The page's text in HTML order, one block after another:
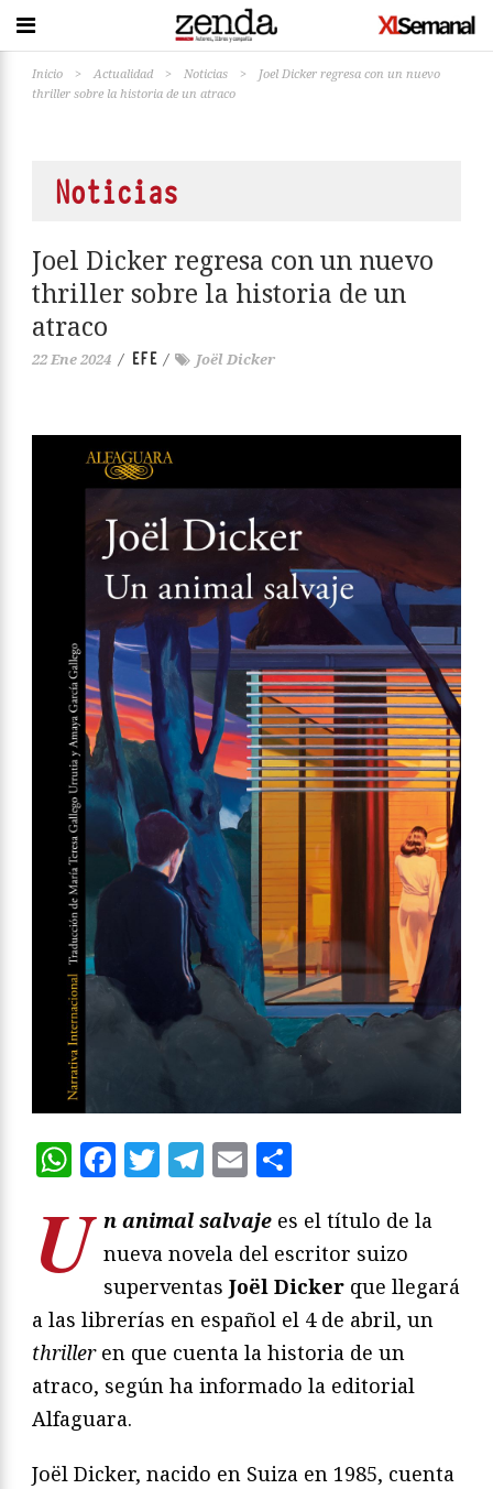
Inicio > Actualidad > Noticias >
Joel Dicker regresa con un nuevo
thriller sobre la historia de un atraco
Noticias
Joel Dicker regresa con un nuevo
thriller sobre la historia de un
atraco
22 Ene 2024 / EFE / Joël Dicker
WhatsApp
Facebook
Twitter
Telegram
Email
U n animal salvaje es el título de la
nueva novela del escritor suizo
superventas Joël Dicker que llegará
a las librerías en español el 4 de abril, un
thrilleren que cuenta la historia de un
atraco, según ha informado la editorial
Alfaguara.
Joël Dicker, nacido en Suiza en 1985, cuenta